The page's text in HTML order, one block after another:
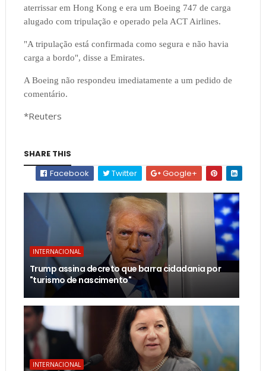
aterrissar em Hong Kong e era um Boeing 747 de carga
alugado com tripulação e operado pela ACT Airlines.
"A tripulação está confirmada como segura e não havia
carga a bordo", disse a Emirates.
A Boeing não respondeu imediatamente a um pedido de
comentário.
*Reuters
SHARE THIS
Facebook
Twitter Google+
INTERNACIONAL
Trump assina decreto que barra cidadania por
"turismo de nascimento"
INTERNACIONAL